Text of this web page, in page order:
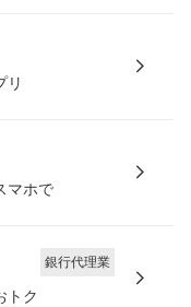
リ
マホで
銀行代理業
トク